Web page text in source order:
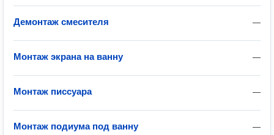
—
Демонтаж смесителя
—
Монтаж экрана на ванну
—
Монтаж писсуара
—
Монтаж подиума под ванну